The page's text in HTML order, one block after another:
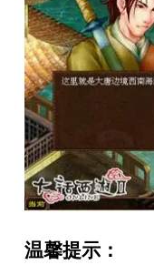
温馨提示：